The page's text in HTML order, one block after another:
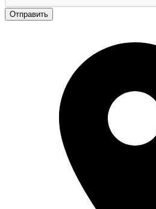
Отправить